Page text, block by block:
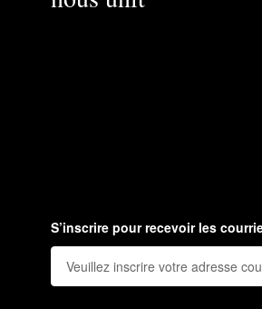
S’inscrire pour recevoir les